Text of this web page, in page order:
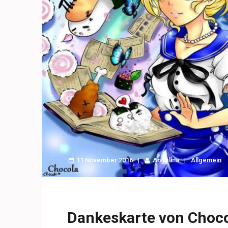
11 November 2016 Angelina Allgemein
Dankeskarte von